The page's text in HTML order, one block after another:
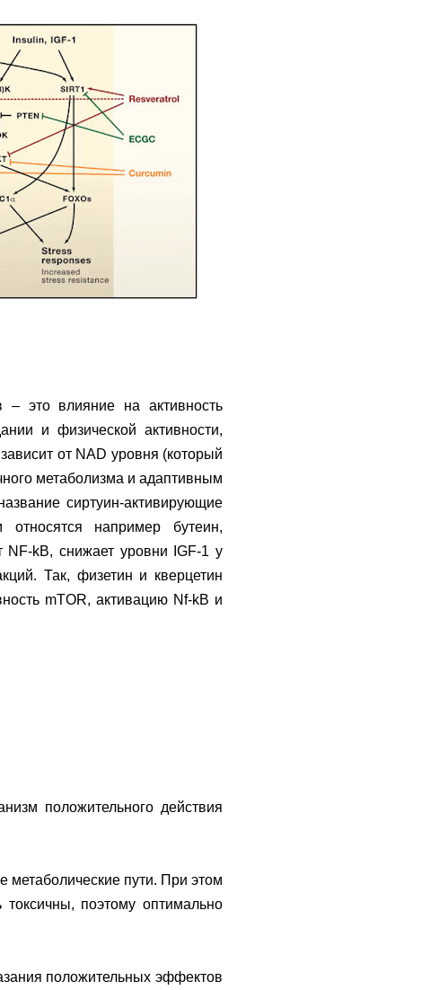
– это влияние на активность
и физической активности,
от NAD уровня (который
метаболизма и адаптивным
сиртуин-активирующие
например бутеин,
NF-kB, снижает уровни IGF-1 у
Так, физетин и кверцетин
mTOR, активацию Nf-kB и
положительного действия
метаболические пути. При этом
поэтому оптимально
положительных эффектов